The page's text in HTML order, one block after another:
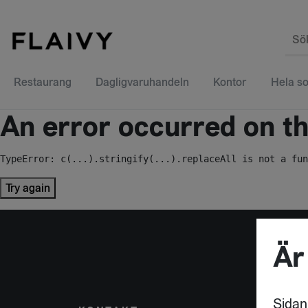
Restaurang Dagligvaruhandeln Kontor Hela
An error occurred on
TypeError: c(...).stringify(...).replaceAll is not a
Try again